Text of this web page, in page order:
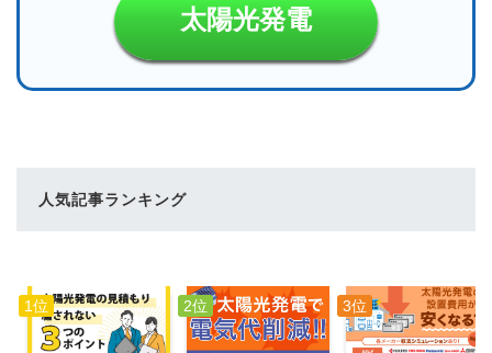
太陽光発電
人気記事ランキング
1位 2位 3位